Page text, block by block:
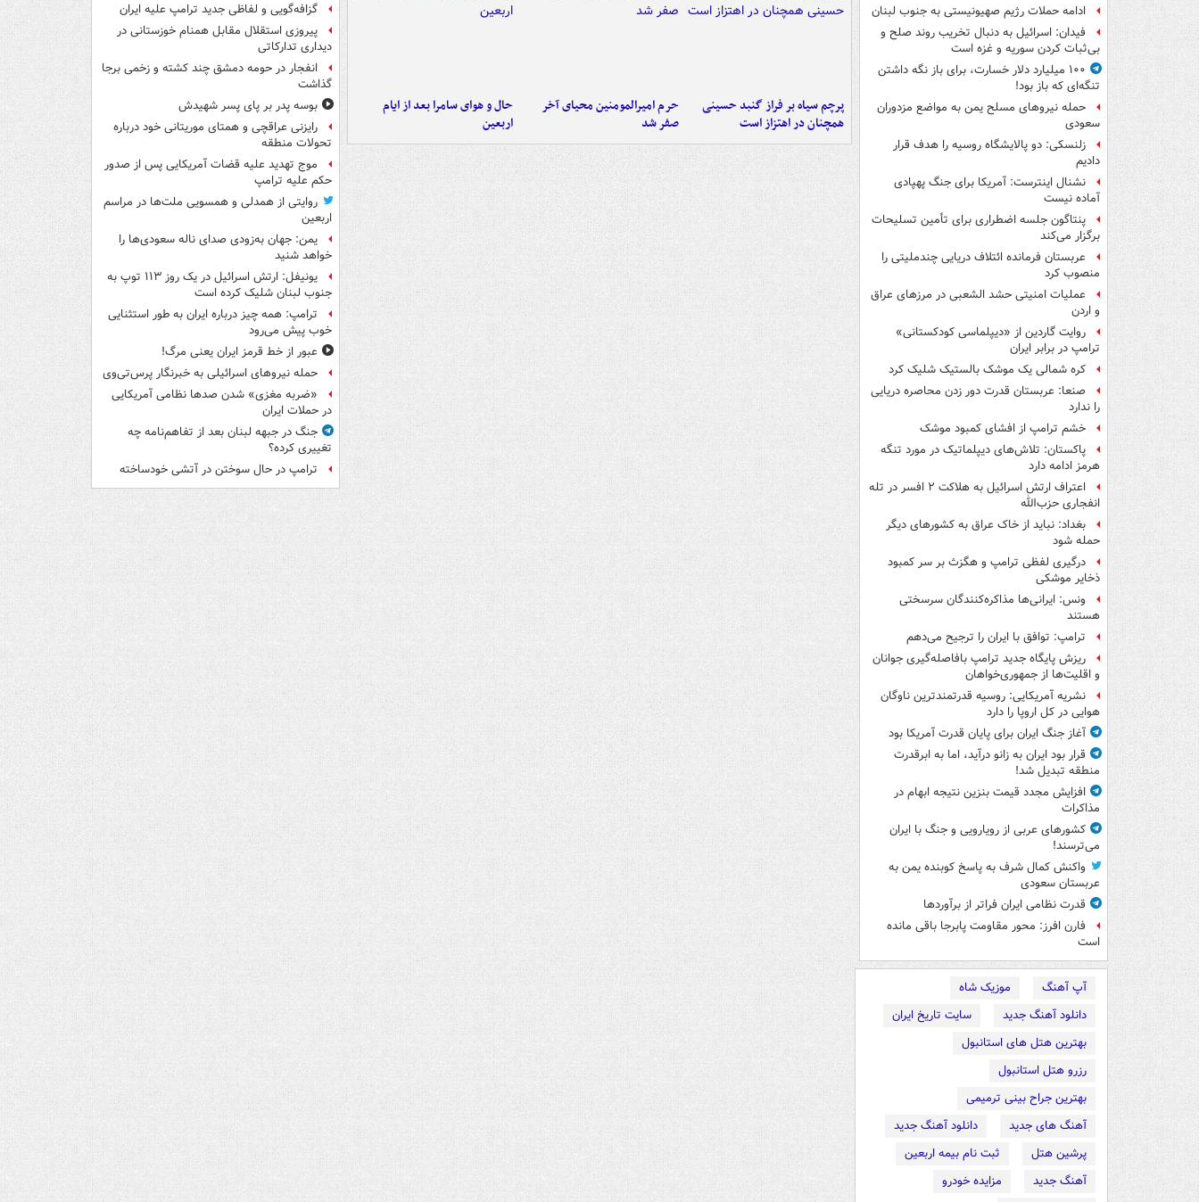
ادامه حملات رژیم صهیونیستی به جنوب لبنان
فیدان: اسرائیل به دنبال تخریب روند صلح و
بی‌ثبات کردن سوریه و غزه است
۱۰۰ میلیارد دلار خسارت، برای باز نگه داشتن
تنگه‌ای که باز بود!
حمله نیروهای مسلح یمن به مواضع مزدوران
سعودی
زلنسکی: دو پالایشگاه روسیه را هدف قرار
دادیم
نشنال اینترست: آمریکا برای جنگ پهپادی
آماده نیست
پنتاگون جلسه اضطراری برای تأمین تسلیحات
برگزار می‌کند
عربستان فرمانده ائتلاف دریایی چندملیتی را
منصوب کرد
عملیات امنیتی حشد الشعبی در مرزهای عراق
و اردن
روایت گاردین از «دیپلماسی کودکستانی»
ترامپ در برابر ایران
کره شمالی یک موشک بالستیک شلیک کرد
صنعا: عربستان قدرت دور زدن محاصره دریایی
را ندارد
خشم ترامپ از افشای کمبود موشک
پاکستان: تلاش‌های دیپلماتیک در مورد تنگه
هرمز ادامه دارد
اعتراف ارتش اسرائیل به هلاکت ۲ افسر در تله
انفجاری حزب‌الله
بغداد: نباید از خاک عراق به کشورهای دیگر
حمله شود
درگیری لفظی ترامپ و هگزث بر سر کمبود
ذخایر موشکی
ونس: ایرانی‌ها مذاکره‌کنندگان سرسختی
هستند
ترامپ: توافق با ایران را ترجیح می‌دهم
ریزش پایگاه جدید ترامپ بافاصله‌گیری جوانان
و اقلیت‌ها از جمهوری‌خواهان
نشریه آمریکایی: روسیه قدرتمندترین ناوگان
هوایی در کل اروپا را دارد
آغاز جنگ ایران برای پایان قدرت آمریکا بود
قرار بود ایران به زانو درآید، اما به ابرقدرت
منطقه تبدیل شد!
افزایش مجدد قیمت بنزین نتیجه ابهام در
مذاکرات
کشورهای عربی از رویارویی و جنگ با ایران
می‌ترسند!
واکنش کمال شرف به پاسخ کوبنده یمن به
عربستان سعودی
قدرت نظامی ایران فراتر از برآوردها
فارن افرز: محور مقاومت پابرجا باقی مانده
است
آپ آهنگ
موزیک شاه
دانلود آهنگ جدید
سایت تاریخ ایران
بهترین هتل های استانبول
رزرو هتل استانبول
بهترین جراح بینی ترمیمی
آهنگ های جدید
دانلود آهنگ جدید
پرشین هتل
ثبت نام بیمه اربعین
آهنگ جدید
مزایده خودرو
پرچم سیاه بر فراز گنبد حسینی
همچنان در اهتزاز است
حرم امیرالمومنین محیای آخر
صفر شد
حال و هوای سامرا بعد از ایام
اربعین
گزافه‌گویی و لفاظی جدید ترامپ علیه ایران
پیروزی استقلال مقابل همنام خوزستانی در
دیداری تدارکاتی
انفجار در حومه دمشق چند کشته و زخمی برجا
گذاشت
بوسه‌ پدر بر پای پسر شهیدش
رایزنی عراقچی و همتای موریتانی خود درباره
تحولات منطقه
موج تهدید علیه قضات آمریکایی پس از صدور
حکم علیه ترامپ
روایتی از همدلی و همسویی ملت‌ها در مراسم
اربعین
یمن: جهان به‌زودی صدای ناله سعودی‌ها را
خواهد شنید
یونیفل: ارتش اسرائیل در یک روز ۱۱۳ توپ به
جنوب لبنان شلیک کرده است
ترامپ: همه چیز درباره ایران به طور استثنایی
خوب پیش می‌رود
عبور از خط قرمز ایران یعنی مرگ!
حمله نیروهای اسرائیلی به خبرنگار پرس‌تی‌وی
«ضربه مغزی» شدن صدها نظامی آمریکایی
در حملات ایران
جنگ در جبهه لبنان بعد از تفاهم‌نامه چه
تغییری کرده؟
ترامپ در حال سوختن در آتشی خودساخته